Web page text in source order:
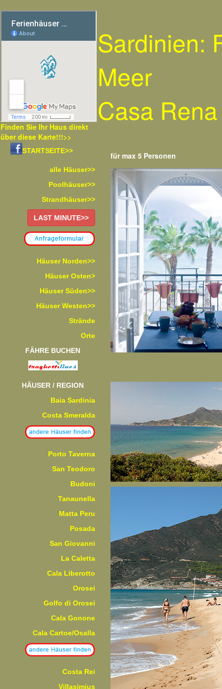
Finden Sie Ihr Haus direkt
über diese Karte!!!>>
Sardinien:
Meer
Casa
STARTSEITE>>
alle Häuser>>
Poolhäuser>>
Strandhäuser>>
LAST MINUTE>>
Häuser Norden>>
Häuser Osten>
Häuser Süden>>
Häuser Westen>>
Strände
Orte
FÄHRE BUCHEN
HÄUSER / REGION
Baia Sardinia
Costa Smeralda
Porto Taverna
San Teodoro
Budoni
Tanaunella
Matta Peru
Posada
San Giovanni
La Caletta
Cala Liberotto
Orosei
Golfo di Orosei
Cala Gonone
Cala Cartoe/Osalla
Costa Rei
Villasimius
für max 5 Personen